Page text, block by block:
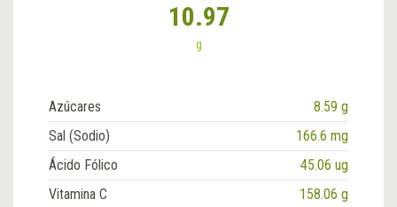
10.97
g
Azúcares
8.59 g
Sal (Sodio)
166.6 mg
Ácido Fólico
45.06 ug
Vitamina C
158.06 g